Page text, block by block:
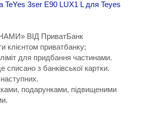
ВІД ПриватБанк
клієнтом приватбанку;
для придбання частинами.
з банківської картки.
подарунками, підвищеними